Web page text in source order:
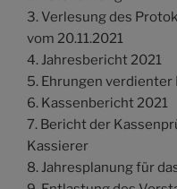
3. Verlesung des
vom 20.11.2021
4. Jahresbericht 2021
5. Ehrungen
6. Kassenbericht 2021
7. Bericht der
Kassierer
8. Jahresplanung für